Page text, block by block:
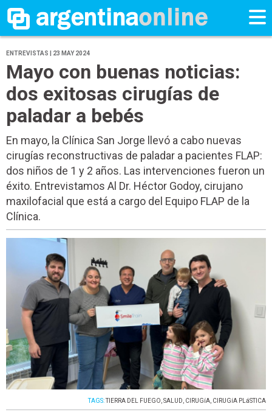
ENTREVISTAS | 23 MAY 2024
Mayo con buenas noticias:
dos exitosas cirugías de
paladar a bebés
En mayo, la Clínica San Jorge llevó a cabo nuevas
cirugías reconstructivas de paladar a pacientes FLAP:
dos niños de 1 y 2 años. Las intervenciones fueron un
éxito. Entrevistamos Al Dr. Héctor Godoy, cirujano
maxilofacial que está a cargo del Equipo FLAP de la
Clínica.
TAGS: TIERRA DEL FUEGO,SALUD, CIRUGíA, CIRUGíA PLáSTICA